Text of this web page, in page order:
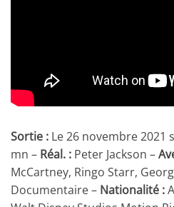
Sortie : Le 26 novembre 2021
mn – Réal. : Peter Jackson –
McCartney, Ringo Starr,
Documentaire – Nationalité :